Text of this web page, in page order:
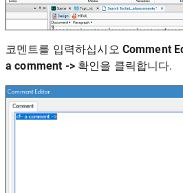
코멘트를 입력하십시오 Comment
a comment ->확인을 클릭합니다.